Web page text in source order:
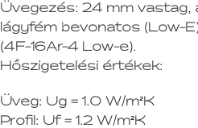
Üvegezés: 24 mm vastag,
lágyfém bevonatos (Low-
(4F-16Ar-4 Low-e).
Hőszigetelési értékek:
Üveg: Ug = 1.0 W/m²K
Profil: Uf = 1.2 W/m²K